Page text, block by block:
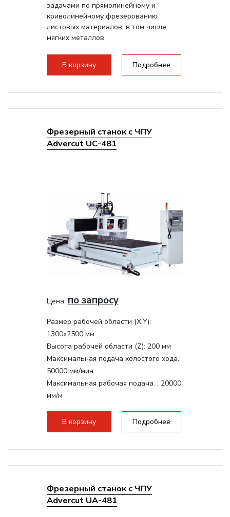
задачами по прямолинейному и
криволинейному фрезерованию
листовых материалов, в том числе
мягких металлов.
В корзину Подробнее
Фрезерный станок с ЧПУ
Advercut UС-481
Цена: по запросу
Размер рабочей области (Х,Y):
1300x2500 мм
Высота рабочей области (Z): 200 мм
Максимальная подача холостого хода.:
50000 мм/мин
Максимальная рабочая подача. : 20000
мм/м
стандартно:Вакуумный стол
Цанговый патрон:ER32
В корзину Подробнее
Фрезерный станок с ЧПУ
Advercut UA-481